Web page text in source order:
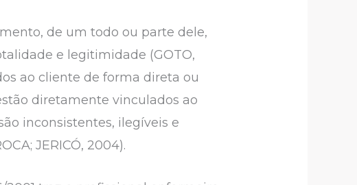
de um todo ou parte dele,
e legitimidade (GOTO,
ao cliente de forma direta ou
diretamente vinculados ao
inconsistentes, ilegíveis e
JERICÓ, 2004).